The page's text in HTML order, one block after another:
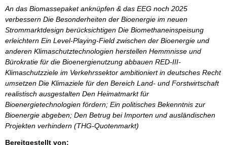
An das Biomassepaket anknüpfen & das EEG noch 2025
verbessern Die Besonderheiten der Bioenergie im neuen
Strommarktdesign berücksichtigen Die Biomethaneinspeisung
erleichtern Ein Level-Playing-Field zwischen der Bioenergie und
anderen Klimaschutztechnologien herstellen Hemmnisse und
Bürokratie für die Bioenergienutzung abbauen RED-III-
Klimaschutzziele im Verkehrssektor ambitioniert in deutsches Recht
umsetzen Die Klimaziele für den Bereich Land- und Forstwirtschaft
realistisch ausgestalten Den Heimatmarkt für
Bioenergietechnologien fördern; Ein politisches Bekenntnis zur
Bioenergie abgeben; Den Betrug bei Importen und ausländischen
Projekten verhindern (THG-Quotenmarkt)
Bereitgestellt von: